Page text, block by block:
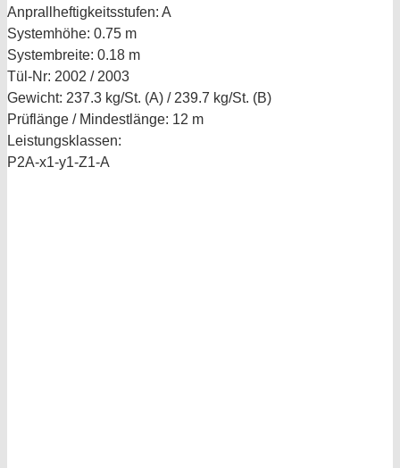
Anprallheftigkeitsstufen: A
Systemhöhe: 0.75 m
Systembreite: 0.18 m
Tül-Nr: 2002 / 2003
Gewicht: 237.3 kg/St. (A) / 239.7 kg/St. (B)
Prüflänge / Mindestlänge: 12 m
Leistungsklassen:
P2A-x1-y1-Z1-A